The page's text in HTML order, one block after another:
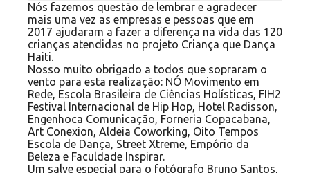
Nós fazemos questão de lembrar e agradecer
mais uma vez as empresas e pessoas que em
2017 ajudaram a fazer a diferença na vida das 120
crianças atendidas no projeto Criança que Dança
Haiti.
Nosso muito obrigado a todos que sopraram o
vento para esta realização: NÓ Movimento em
Rede, Escola Brasileira de Ciências Holísticas, FIH2
Festival Internacional de Hip Hop, Hotel Radisson,
Engenhoca Comunicação, Forneria Copacabana,
Art Conexion, Aldeia Coworking, Oito Tempos
Escola de Dança, Street Xtreme, Empório da
Beleza e Faculdade Inspirar.
Um salve especial para o fotógrafo Bruno Santos,